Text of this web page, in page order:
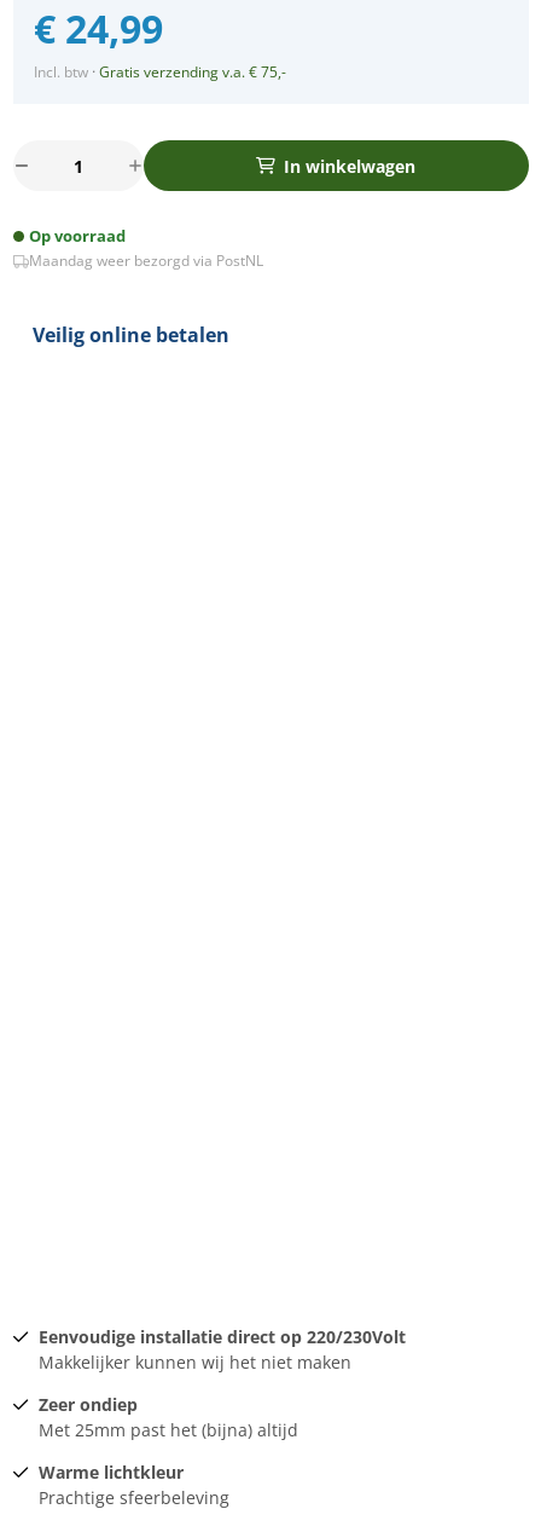
€ 24,99
Incl. btw ·Gratis verzending v.a. € 75,-
spot
kantelbaar
NIKKEL
In winkelwagen
Op voorraad
Maandag weer bezorgd via PostNL
Veilig online betalen
Eenvoudige installatie direct op 220/230Volt
Makkelijker kunnen wij het niet maken
Zeer ondiep
Met 25mm past het (bijna) altijd
Warme lichtkleur
Prachtige sfeerbeleving